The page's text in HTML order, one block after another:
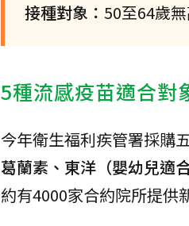
接種對象： 50至64歲
5種流感疫苗適合對
今年衛生福利疾管署採購
葛蘭素、東洋（嬰幼兒適
約有4000家合約院所提供